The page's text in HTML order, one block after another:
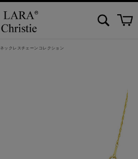
ネックレスチェーンコレクション